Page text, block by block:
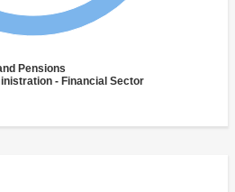
Pensions
- Financial Sector